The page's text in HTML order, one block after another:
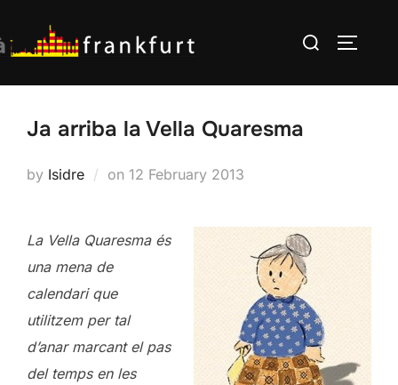
to
content
Search
Ja arriba la Vella Quaresma
by Isidre on Posted
12 February 2013
La Vella Quaresma és
una mena de
calendari que
utilitzem per tal
d’anar marcant el pas
del temps en les